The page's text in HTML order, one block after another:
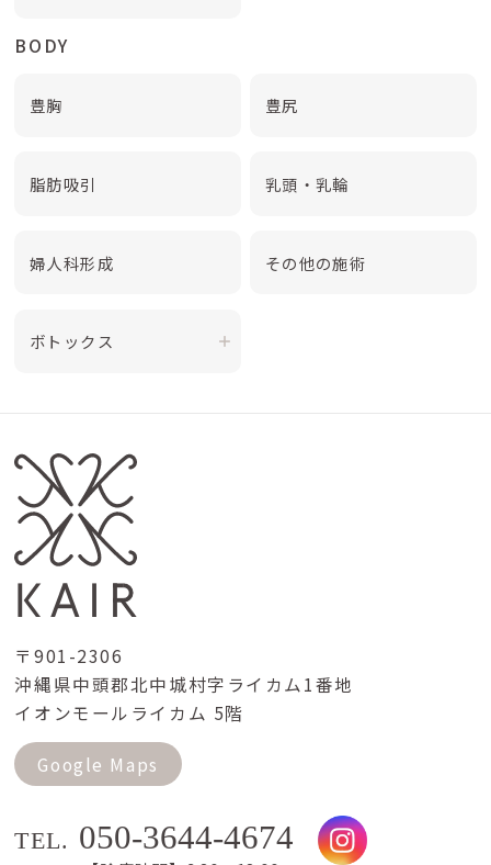
BODY
豊胸 豊尻
脂肪吸引 乳頭・乳輪
婦人科形成 その他の施術
ボトックス
〒901-2306
沖縄県中頭郡北中城村字ライカム1番地
イオンモールライカム 5階
Google Maps
TEL. 050-3644-4674